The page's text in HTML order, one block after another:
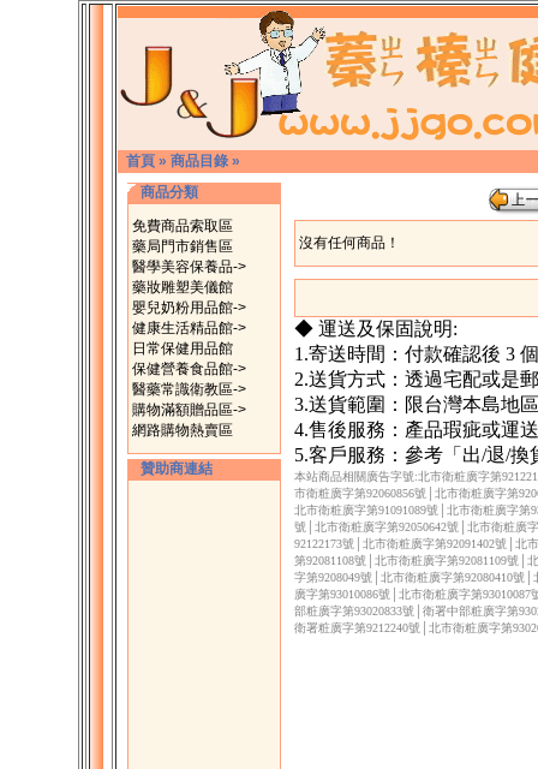
首頁 » 商品目錄 »
商品分類
免費商品索取區
藥局門市銷售區
醫學美容保養品->
藥妝雕塑美儀館
嬰兒奶粉用品館->
健康生活精品館->
日常保健用品館
保健營養食品館->
醫藥常識衛教區->
購物滿額贈品區->
網路購物熱賣區
贊助商連結
沒有任何商品！
◆ 運送及保固說明:
1.寄送時間：付款確認後 3
2.送貨方式：透過宅配或是
3.送貨範圍：限台灣本島地
4.售後服務：產品瑕疵或運
5.客戶服務：參考「出/退/
本站商品相關廣告字號:北市衛粧廣字第
市衛粧廣字第92060856號│北市衛粧廣字第
北市衛粧廣字第91091089號│北市衛粧廣字第
號│北市衛粧廣字第92050642號│北市衛粧廣
92122173號│北市衛粧廣字第92091402號│北
第92081108號│北市衛粧廣字第92081109號│
字第9208049號│北市衛粧廣字第92080410號
廣字第93010086號│北市衛粧廣字第
部粧廣字第93020833號│衛署中部粧廣字第
衛署粧廣字第9212240號│北市衛粧廣字第